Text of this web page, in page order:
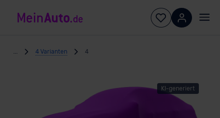
4 Varianten 4
KI-generiert